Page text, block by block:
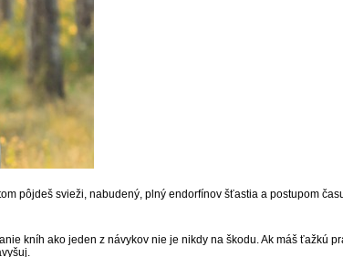
pôjdeš svieži, nabudený, plný endorfínov šťastia a postupom
kníh ako jeden z návykov nie je nikdy na škodu. Ak máš ťažkú